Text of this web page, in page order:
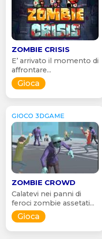
ZOMBIE CRISIS
E’ arrivato il momento di
affrontare...
Gioca
GIOCO 3DGAME
ZOMBIE CROWD
Calatevi nei panni di
feroci zombie assetati...
Gioca